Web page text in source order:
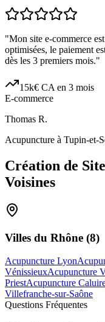
"Mon site e-commerce
optimisées, le paiement
dès les 3 premiers mois."
15k€ CA en 3 mois
E-commerce
Thomas R.
Acupuncture à Tupin-et-
Création de
Voisines
Villes du Rhône (8)
Acupuncture Lyon
VénissieuxAcupuncture
PriestAcupuncture
Villefranche-sur-Saône
Questions Fréquentes